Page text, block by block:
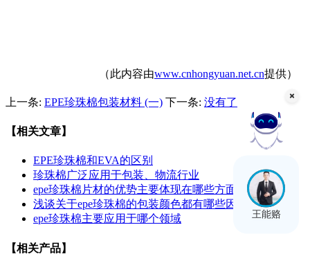
（此内容由www.cnhongyuan.net.cn提供）
上一条: EPE珍珠棉包装材料 (一) 下一条: 没有了
【相关文章】
EPE珍珠棉和EVA的区别
珍珠棉广泛应用于包装、物流行业
epe珍珠棉片材的优势主要体现在哪些方面
浅谈关于epe珍珠棉的包装颜色都有哪些因素
epe珍珠棉主要应用于哪个领域
【相关产品】
在线客服
王能赂